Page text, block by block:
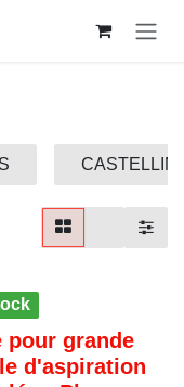
CASTELLINI
pour grande
d'aspiration